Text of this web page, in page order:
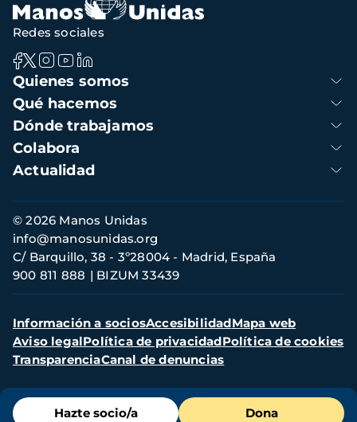
Menú
Hazte socio/a Dona
Navegación
principal
Quienes somos
Qué hacemos
Dónde trabajamos
Colabora
Actualidad
Redes sociales
Información
de
contacto
© 2026 Manos Unidas
C/ Barquillo, 38 - 3º28004 - Madrid, España
900 811 888
BIZUM 33439
info@manosunidas.org
Menú
secundario
Información a sociosAccesibilidadMapa web
Aviso legalPolítica de privacidadPolítica de cookies
TransparenciaCanal de denuncias